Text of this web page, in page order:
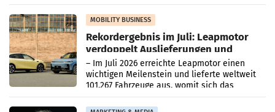
Bundeswettbewerbsbehörde und der
Bundeskartellanwalt
MOBILITY BUSINESS
Rekordergebnis im Juli: Leapmotor
verdoppelt Auslieferungen und
überschreitet die 100.000er-Marke
– Im Juli 2026 erreichte Leapmotor einen
wichtigen Meilenstein und lieferte weltweit
101.267 Fahrzeuge aus, womit sich das
Ergebnis gegenüber Juli 2025 mehr als
verdoppelte (+102